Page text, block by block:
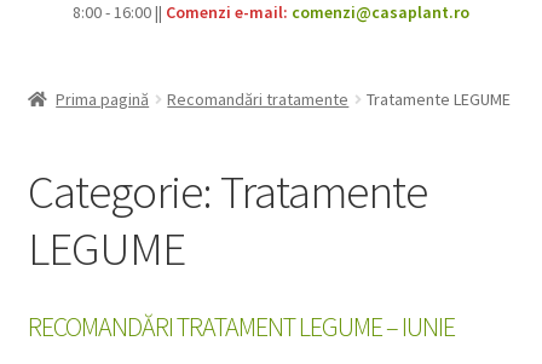
Pesticide
Produse BIO
Casa și grădina
8:00 - 16:00 || Comenzi e-mail: comenzi@casaplant.ro
Prima pagină Recomandări tratamente Tratamente LEGUME
Categorie: Tratamente
LEGUME
RECOMANDĂRI TRATAMENT LEGUME – IUNIE